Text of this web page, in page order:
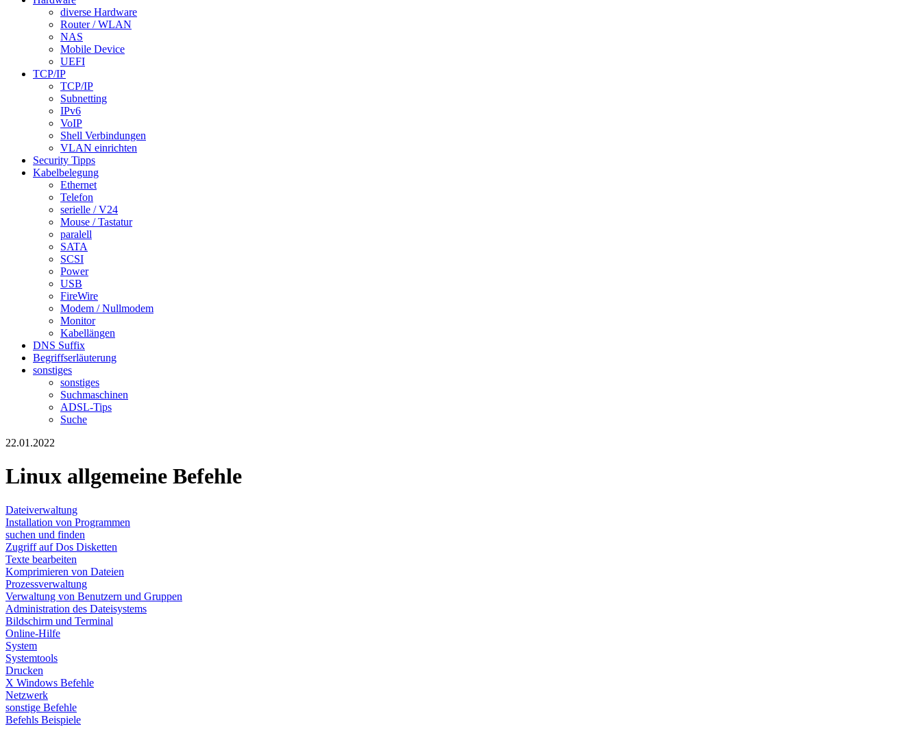
diverse Hardware
Router / WLAN
NAS
Mobile Device
UEFI
TCP/IP
TCP/IP
Subnetting
IPv6
VoIP
Shell Verbindungen
VLAN einrichten
Security Tipps
Kabelbelegung
Ethernet
Telefon
serielle / V24
Mouse / Tastatur
paralell
SATA
SCSI
Power
USB
FireWire
Modem / Nullmodem
Monitor
Kabellängen
DNS Suffix
Begriffserläuterung
sonstiges
sonstiges
Suchmaschinen
ADSL-Tips
Suche
22.01.2022
Linux allgemeine Befehle
Dateiverwaltung
Installation von Programmen
suchen und finden
Zugriff auf Dos Disketten
Texte bearbeiten
Komprimieren von Dateien
Prozessverwaltung
Verwaltung von Benutzern und Gruppen
Administration des Dateisystems
Bildschirm und Terminal
Online-Hilfe
System
Systemtools
Drucken
X Windows Befehle
Netzwerk
sonstige Befehle
Befehls Beispiele